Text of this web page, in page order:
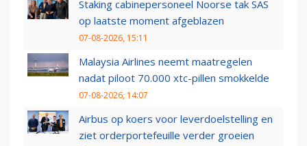
Staking cabinepersoneel Noorse tak SAS
op laatste moment afgeblazen
07-08-2026, 15:11
Malaysia Airlines neemt maatregelen
nadat piloot 70.000 xtc-pillen smokkelde
07-08-2026, 14:07
Airbus op koers voor leverdoelstelling en
ziet orderportefeuille verder groeien